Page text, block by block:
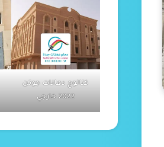
كتالوج دهانات جوتن
2022 خارجي